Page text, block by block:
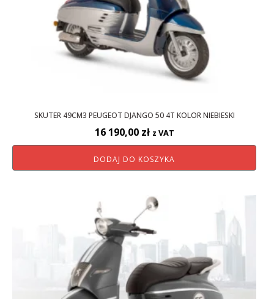
SKUTER 49CM3 PEUGEOT DJANGO 50 4T KOLOR NIEBIESKI
16 190,00 zł z VAT
DODAJ DO KOSZYKA